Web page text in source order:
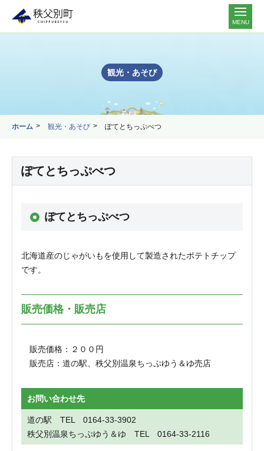
MENU
観光・あそび
ホーム 観光・あそび ぽてとちっぷべつ
ぽてとちっぷべつ
ぽてとちっぷべつ
北海道産のじゃがいもを使用して製造されたポテトチップ
です。
販売価格・販売店
販売価格：２００円
販売店：道の駅、秩父別温泉ちっぷゆう＆ゆ売店
お問い合わせ先
道の駅 TEL 0164-33-3902
秩父別温泉ちっぷゆう＆ゆ TEL 0164-33-2116